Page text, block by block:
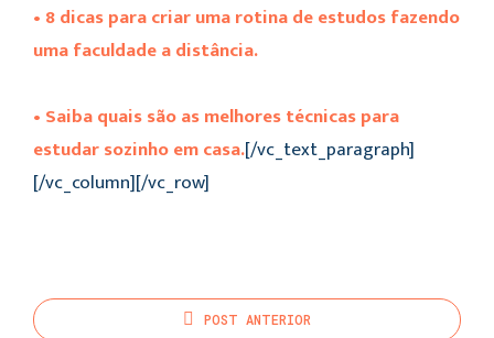
• 8 dicas para criar uma rotina de estudos fazendo
uma faculdade a distância.
• Saiba quais são as melhores técnicas para
estudar sozinho em casa.[/vc_text_paragraph]
[/vc_column][/vc_row]
POST ANTERIOR